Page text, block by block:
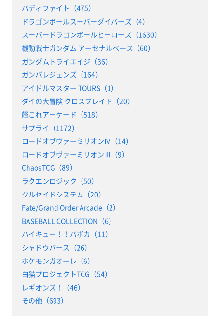
バディファイト（475）
ドラゴンボールスーパーダイバーズ（4）
スーパードラゴンボールヒーローズ（1630）
機動戦士ガンダム アーセナルベース（60）
ガンダムトライエイジ（36）
ガンバレジェンズ（164）
アイドルマスター TOURS（1）
ダイの大冒険 クロスブレイド（20）
艦これアーケード（518）
サプライ（1172）
ロードオブヴァーミリオンⅣ（14）
ロードオブヴァーミリオンⅢ（9）
ChaosTCG（89）
ラクエンロジック（50）
クルセイドシステム（20）
Fate/Grand Order Arcade（2）
BASEBALL COLLECTION（6）
ハイキュー！！バボカ（11）
シャドウバース（26）
ポケモンガオーレ（6）
白猫プロジェクトTCG（54）
レギオンズ！（46）
その他（693）